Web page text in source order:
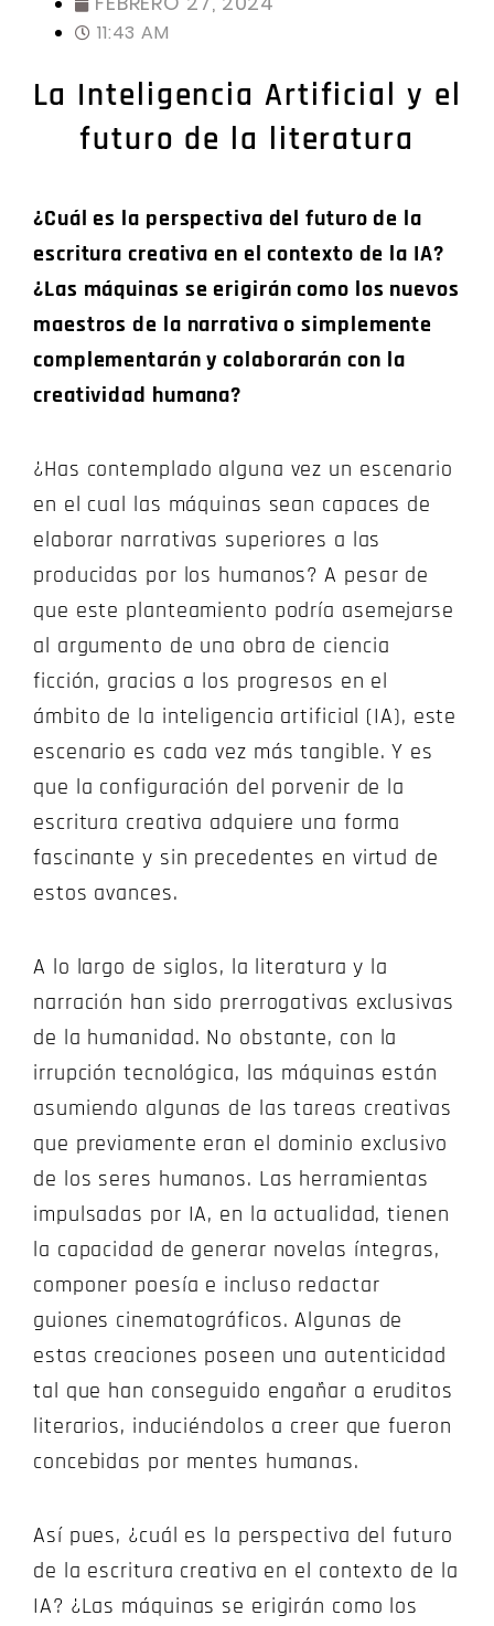
11:43 AM
La Inteligencia Artificial y el
futuro de la literatura
¿Cuál es la perspectiva del futuro de la
escritura creativa en el contexto de la IA?
¿Las máquinas se erigirán como los nuevos
maestros de la narrativa o simplemente
complementarán y colaborarán con la
creatividad humana?
¿Has contemplado alguna vez un escenario
en el cual las máquinas sean capaces de
elaborar narrativas superiores a las
producidas por los humanos? A pesar de
que este planteamiento podría asemejarse
al argumento de una obra de ciencia
ficción, gracias a los progresos en el
ámbito de la inteligencia artificial (IA), este
escenario es cada vez más tangible. Y es
que la configuración del porvenir de la
escritura creativa adquiere una forma
fascinante y sin precedentes en virtud de
estos avances.
A lo largo de siglos, la literatura y la
narración han sido prerrogativas exclusivas
de la humanidad. No obstante, con la
irrupción tecnológica, las máquinas están
asumiendo algunas de las tareas creativas
que previamente eran el dominio exclusivo
de los seres humanos. Las herramientas
impulsadas por IA, en la actualidad, tienen
la capacidad de generar novelas íntegras,
componer poesía e incluso redactar
guiones cinematográficos. Algunas de
estas creaciones poseen una autenticidad
tal que han conseguido engañar a eruditos
literarios, induciéndolos a creer que fueron
concebidas por mentes humanas.
Así pues, ¿cuál es la perspectiva del futuro
de la escritura creativa en el contexto de la
IA? ¿Las máquinas se erigirán como los